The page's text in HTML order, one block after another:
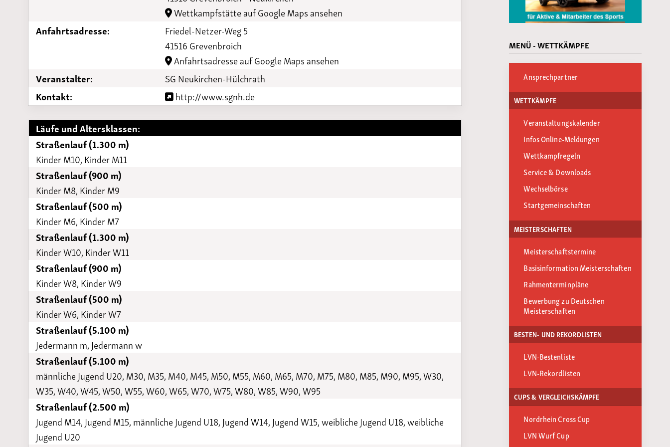
Funktionäre
LSB-
Laufveranstaltertagungen
2023
Wettkampfstätte auf Google Maps ansehen
Anfahrtsadresse:
Friedel-Netzer-Weg 5
41516 Grevenbroich
Anfahrtsadresse auf Google Maps ansehen
Veranstalter:
SG Neukirchen-Hülchrath
Kontakt:
http://www.sgnh.de
Läufe und Altersklassen:
Straßenlauf (1.300 m)
Kinder M10, Kinder M11
Straßenlauf (900 m)
Kinder M8, Kinder M9
Straßenlauf (500 m)
Kinder M6, Kinder M7
Straßenlauf (1.300 m)
Kinder W10, Kinder W11
Straßenlauf (900 m)
Kinder W8, Kinder W9
Straßenlauf (500 m)
Kinder W6, Kinder W7
Straßenlauf (5.100 m)
Jedermann m, Jedermann w
Straßenlauf (5.100 m)
männliche Jugend U20, M30, M35, M40, M45, M50, M55, M60, M65, M70, M75, M80, M85, M90, M95, W30,
W35, W40, W45, W50, W55, W60, W65, W70, W75, W80, W85, W90, W95
Straßenlauf (2.500 m)
Jugend M14, Jugend M15, männliche Jugend U18, Jugend W14, Jugend W15, weibliche Jugend U18, weibliche
Jugend U20
MENÜ - WETTKÄMPFE
Ansprechpartner
WETTKÄMPFE
Veranstaltungskalender
Infos Online-Meldungen
Wettkampfregeln
Service & Downloads
Wechselbörse
Startgemeinschaften
MEISTERSCHAFTEN
Meisterschaftstermine
Basisinformation Meisterschaften
Rahmenterminpläne
Bewerbung zu Deutschen
Meisterschaften
BESTEN- UND REKORDLISTEN
LVN-Bestenliste
LVN-Rekordlisten
CUPS & VERGLEICHSKÄMPFE
Nordrhein Cross Cup
LVN Wurf Cup